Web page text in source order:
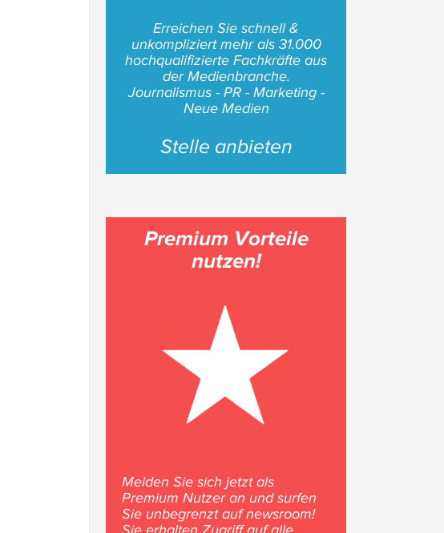
Erreichen Sie schnell &
unkompliziert mehr als 31.000
hochqualifizierte Fachkräfte aus
der Medienbranche.
Journalismus - PR - Marketing -
Neue Medien
Stelle anbieten
Premium Vorteile
nutzen!
Melden Sie sich jetzt als
Premium Nutzer an und surfen
Sie unbegrenzt auf newsroom!
Sie erhalten Zugriff auf alle